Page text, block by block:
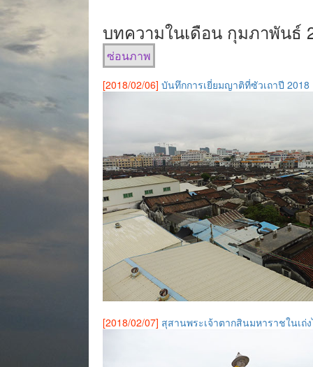
บทความในเดือน กุมภาพันธ์
ซ่อนภาพ
[2018/02/06] บันทึกการเยี่ยมญาติที่ซัวเถาปี 2018
[2018/02/07] สุสานพระเจ้าตากสินมหาราชในเถ่